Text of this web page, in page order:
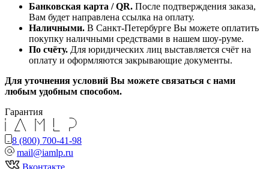
Банковская карта / QR. После подтверждения заказа,
Вам будет направлена ссылка на оплату.
Наличными. В Санкт-Петербурге Вы можете оплатить
покупку наличными средствами в нашем шоу-руме.
По счёту. Для юридических лиц выставляется счёт на
оплату и оформляются закрывающие документы.
Для уточнения условий Вы можете связаться с нами
любым удобным способом.
Гарантия
8 (800) 700-41-98
mail@iamlp.ru
Вконтакте